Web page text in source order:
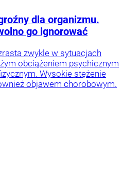
dla organizmu.
go ignorować
zwykle w sytuacjach
obciążeniem psychicznym
Wysokie stężenie
objawem chorobowym.